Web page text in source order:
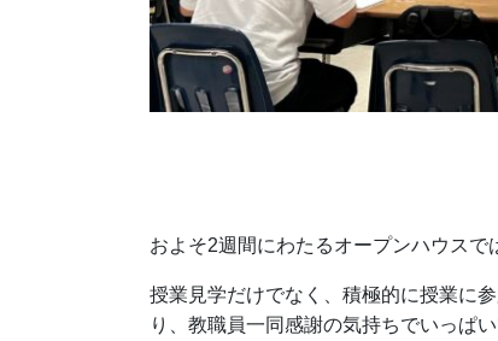
およそ2週間にわたるオープンハウスで
授業見学だけでなく、積極的に授業に
り、教職員一同感謝の気持ちでいっぱい